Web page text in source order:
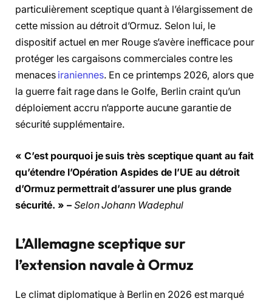
particulièrement sceptique quant à l’élargissement de
cette mission au détroit d’Ormuz. Selon lui, le
dispositif actuel en mer Rouge s’avère inefficace pour
protéger les cargaisons commerciales contre les
menaces iraniennes. En ce printemps 2026, alors que
la guerre fait rage dans le Golfe, Berlin craint qu’un
déploiement accru n’apporte aucune garantie de
sécurité supplémentaire.
« C’est pourquoi je suis très sceptique quant au fait
qu’étendre l’Opération Aspides de l’UE au détroit
d’Ormuz permettrait d’assurer une plus grande
sécurité. » – Selon Johann Wadephul
L’Allemagne sceptique sur
l’extension navale à Ormuz
Le climat diplomatique à Berlin en 2026 est marqué